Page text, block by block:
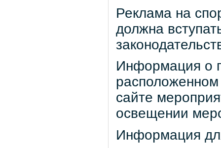
Реклама на
должна
Информация о
сайте
освещении
Информация